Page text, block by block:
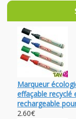
Marqueur
effaçable recyclé
rechargeable
2.60€